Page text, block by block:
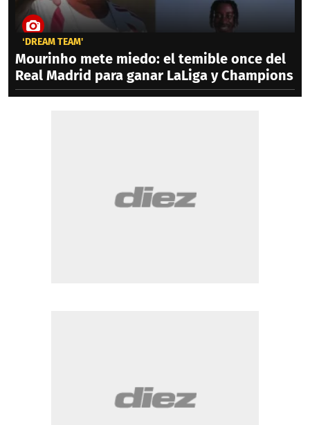
‘DREAM TEAM'
Mourinho mete miedo: el temible once del
Real Madrid para ganar LaLiga y Champions